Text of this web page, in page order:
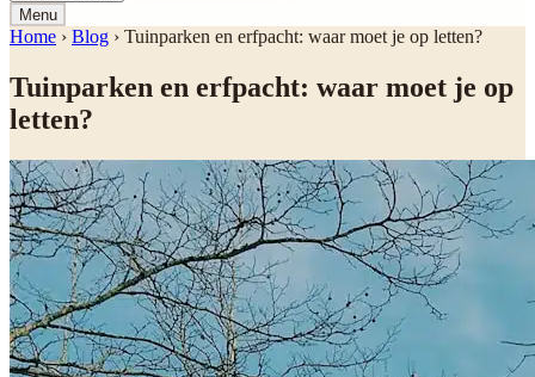
Menu
Home › Blog › Tuinparken en erfpacht: waar moet je op letten?
Tuinparken en erfpacht: waar moet je op
letten?